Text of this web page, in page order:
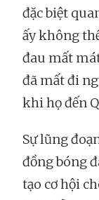
đặc biệt
ấy không
đau mất
đã mất đi
khi họ đến
Sự lũng
đồng bóng
tạo cơ hội